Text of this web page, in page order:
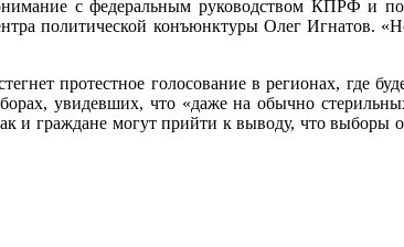
с федеральным руководством КПРФ
политической конъюнктуры Олег Игнатов.
протестное голосование в регионах, где
увидевших, что «даже на обычно
и граждане могут прийти к выводу, что выборы